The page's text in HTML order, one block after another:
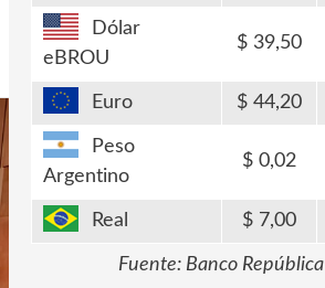
Dólar
eBROU
39,50
Euro 44,20
Peso
Argentino
0,02
Real 7,00
Fuente: Banco República